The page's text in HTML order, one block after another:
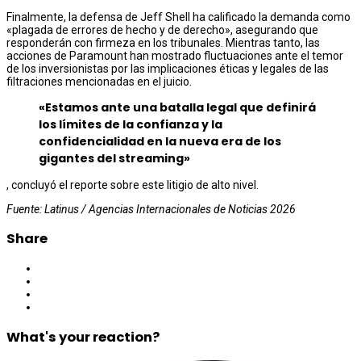
Finalmente, la defensa de Jeff Shell ha calificado la demanda como
«plagada de errores de hecho y de derecho», asegurando que
responderán con firmeza en los tribunales. Mientras tanto, las
acciones de Paramount han mostrado fluctuaciones ante el temor
de los inversionistas por las implicaciones éticas y legales de las
filtraciones mencionadas en el juicio.
«Estamos ante una batalla legal que definirá
los límites de la confianza y la
confidencialidad en la nueva era de los
gigantes del streaming»
, concluyó el reporte sobre este litigio de alto nivel.
Fuente: Latinus / Agencias Internacionales de Noticias 2026
Share
What's your reaction?